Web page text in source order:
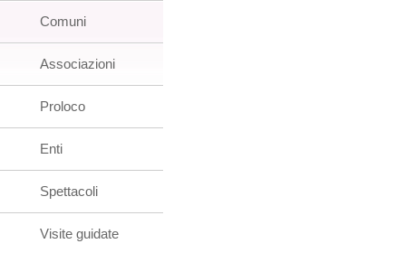
Comuni
Associazioni
Proloco
Enti
Spettacoli
Visite guidate